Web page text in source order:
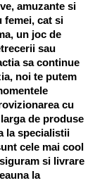
amuzante si
femei, cat si
un joc de
sau
sa continue
noi te putem
cu
de produse
la specialistii
cele mai cool
si livrare
la